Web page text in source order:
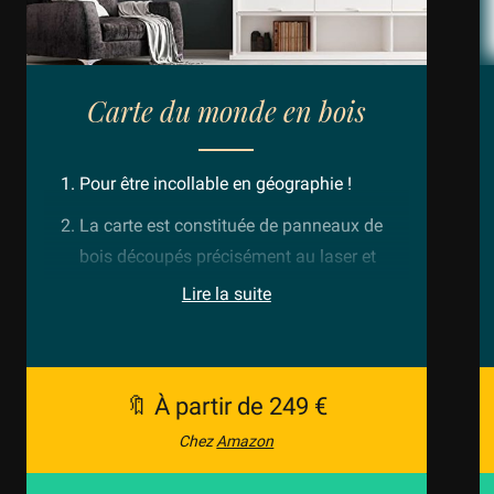
Carte du monde en bois
Pour être incollable en géographie !
La carte est constituée de panneaux de
bois découpés précisément au laser et
collés à la main, d’où son effet 3D de
Plusieurs choix de taille, jusqu'à 300x175
Ce cadeau a un grand succès au près des
Lire la suite
🔖 À partir de 249 €
ChezAmazon